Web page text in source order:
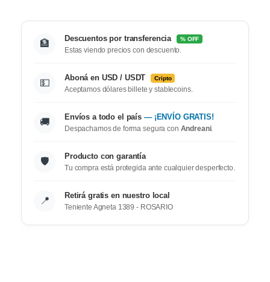
🏦 Descuentos por transferencia % OFF
Estas viendo precios con descuento.
💵 Aboná en USD / USDT Cripto
Aceptamos dólares billete y stablecoins.
🚚 Envíos a todo el país — ¡ENVÍO GRATIS!
Despachamos de forma segura con Andreani.
🛡️ Producto con garantía
Tu compra está protegida ante cualquier desperfecto.
📍 Retirá gratis en nuestro local
Teniente Agneta 1389 - ROSARIO